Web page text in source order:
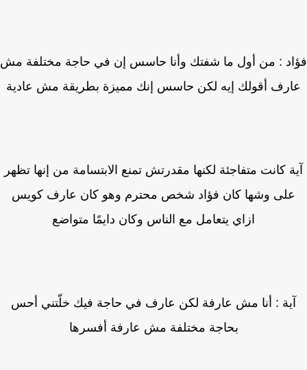
: من أول ما شفتك وأنا حاسس إن في حاجة مختلفة مش
أقولك إيه لكن حاسس إنك مميزة بطريقة مش عادية
كانت متفاجئة لكنها مقدرتش تمنع الابتسامة من إنها تظهر
على وشها كان فؤاد شخص محترم وهو كان عارف كويس
ازاي يتعامل مع الناس وكان دايمًا متواضع
: أنا مش عارفة لكن عارف في حاجة فيك خلّتني أحس
بحاجة مختلفة مش عارفة أفسرها